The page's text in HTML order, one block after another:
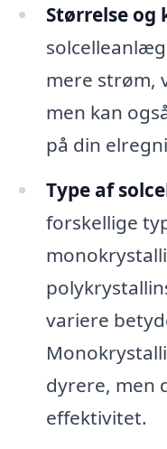
Størrelse og
mere strøm,
men kan
på din
Type af
forskellige
variere
dyrere, men
effektivitet.